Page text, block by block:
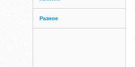
Разное